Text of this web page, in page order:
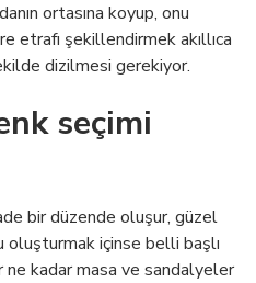
ortasına koyup, onu
etrafı şekillendirmek akıllıca
dizilmesi gerekiyor.
seçimi
bir düzende oluşur, güzel
oluşturmak içinse belli başlı
kadar masa ve sandalyeler